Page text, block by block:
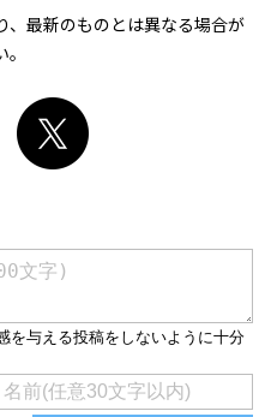
、最新のものとは異なる場合が